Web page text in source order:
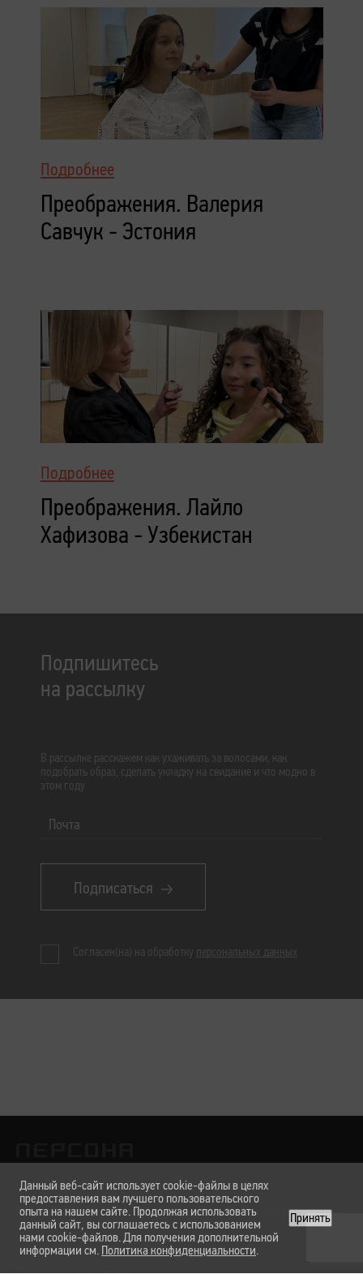
Подробнее
Преображения. Валерия
Савчук - Эстония
Подробнее
Преображения. Лайло
Хафизова - Узбекистан
Подпишитесь
на рассылку
В рассылке расскажем как ухаживать за волосами, как
подобрать образ, сделать укладку на свидание и что модно в
этом году
Почта
Подписаться
Согласен(на) на обработку персональных данных
Лаборатории Услуги и цены Вакансии О нас Карта сайта
Данный веб-сайт использует cookie-файлы в целях
предоставления вам лучшего пользовательского
опыта на нашем сайте. Продолжая использовать
данный сайт, вы соглашаетесь с использованием
нами cookie-файлов. Для получения дополнительной
информации см. Политика конфиденциальности
Принять